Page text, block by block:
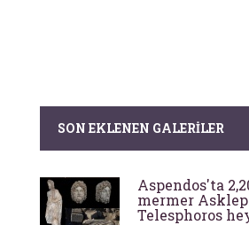
SON EKLENEN GALERILER
Aspendos'ta
mermer
Telesphoros